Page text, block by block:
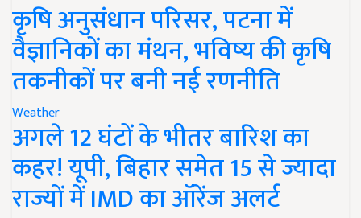
कृषि अनुसंधान परिसर, पटना में
वैज्ञानिकों का मंथन, भविष्य की कृषि
तकनीकों पर बनी नई रणनीति
Weather
अगले 12 घंटों के भीतर बारिश का
कहर! यूपी, बिहार समेत 15 से ज्यादा
राज्यों में IMD का ऑरेंज अलर्ट